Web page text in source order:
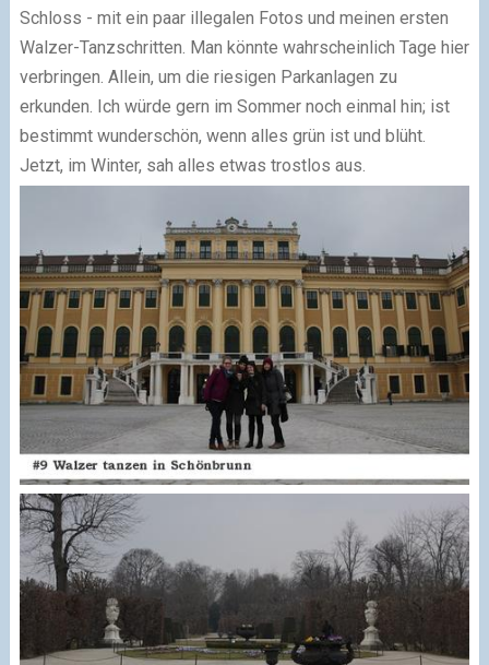
Schloss - mit ein paar illegalen Fotos und meinen ersten
Walzer-Tanzschritten. Man könnte wahrscheinlich Tage hier
verbringen. Allein, um die riesigen Parkanlagen zu
erkunden. Ich würde gern im Sommer noch einmal hin; ist
bestimmt wunderschön, wenn alles grün ist und blüht.
Jetzt, im Winter, sah alles etwas trostlos aus.